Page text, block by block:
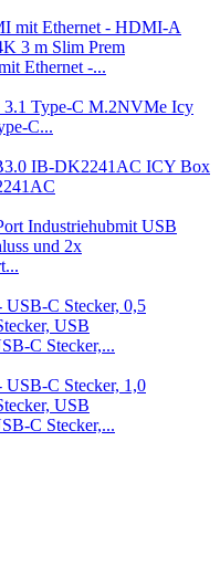
Ethernet -...
Icy
C...
ICY Box
C Stecker,...
C Stecker,...